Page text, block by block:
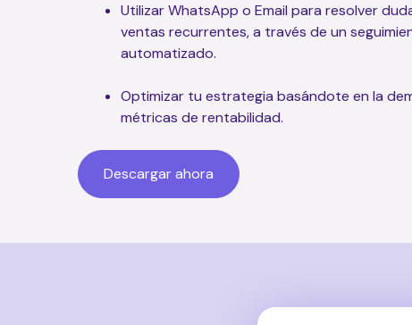
Utilizar WhatsApp o Email para resolver
ventas recurrentes, a través de un
automatizado.
Optimizar tu estrategia basándote en la
métricas de rentabilidad.
Descargar ahora